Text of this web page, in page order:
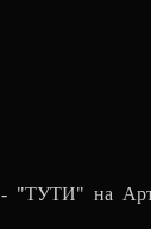
"ТУТИ" на